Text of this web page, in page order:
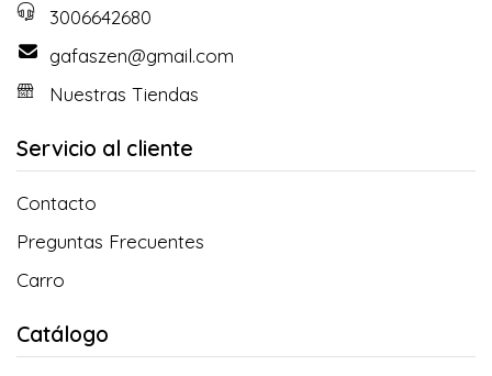
3006642680
gafaszen@gmail.com
Nuestras Tiendas
Servicio al cliente
Contacto
Preguntas Frecuentes
Carro
Catálogo